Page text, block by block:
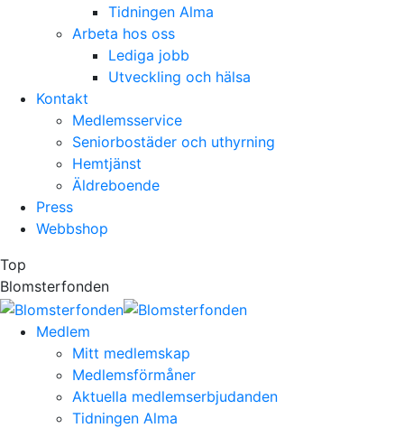
Tidningen Alma
Arbeta hos oss
Lediga jobb
Utveckling och hälsa
Kontakt
Medlemsservice
Seniorbostäder och uthyrning
Hemtjänst
Äldreboende
Press
Webbshop
Top
Blomsterfonden
Medlem
Mitt medlemskap
Medlemsförmåner
Aktuella medlemserbjudanden
Tidningen Alma